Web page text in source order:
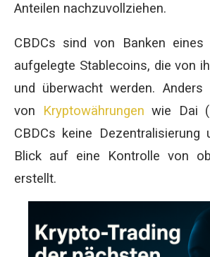
Anteilen nachzuvollziehen.
CBDCs sind von Banken eines
aufgelegte Stablecoins, die von
und überwacht werden. Anders
von
Kryptowährungen wie Dai
CBDCs keine
Blick auf eine Kontrolle von
erstellt.